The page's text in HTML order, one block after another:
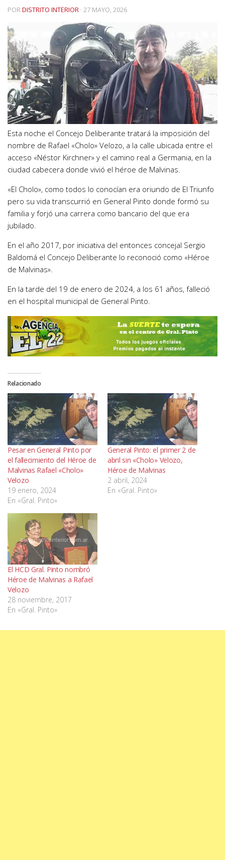
PORDISTRITO INTERIOR · 27 MAYO, 2026
Esta noche el Concejo Deliberante tratará la imposición del
nombre de Rafael «Cholo» Velozo, a la calle ubicada entre el
acceso «Néstor Kirchner» y el camino real a Germania, en la
ciudad cabecera donde vivió el héroe de Malvinas.
«El Cholo», como todos lo conocían era oriundo de El Triunfo
pero su vida transcurrió en General Pinto donde formó su
familia y forjó una carrera como bancario del que era
jubilado.
En el año 2017, por iniciativa del entonces concejal Sergio
Baldomá el Concejo Deliberante lo reconoció como «Héroe
de Malvinas».
En la tarde del 19 de enero de 2024, a los 61 años, falleció
en el hospital municipal de General Pinto.
Relacionado
Pesar en General Pinto por
el fallecimiento del Héroe de
Malvinas Rafael «Cholo»
Velozo
19 enero, 2024
En «Gral. Pinto»
General Pinto: el primer 2 de
abril sin «Cholo» Velozo,
Héroe de Malvinas
2 abril, 2024
En «Gral. Pinto»
El HCD Gral. Pinto nombró
Héroe de Malvinas a Rafael
Velozo
28 noviembre, 2017
En «Gral. Pinto»